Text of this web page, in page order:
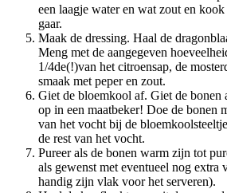
een laagje water en wat zout en
gaar.
Maak de dressing. Haal de
Meng met de aangegeven
1/4de(!)van het citroensap, de
smaak met peper en zout.
Giet de bloemkool af. Giet de bonen
op in een maatbeker! Doe de bonen
van het vocht bij de
de rest van het vocht.
Pureer als de bonen warm zijn tot
als gewenst met eventueel nog extra
handig zijn vlak voor het serveren).